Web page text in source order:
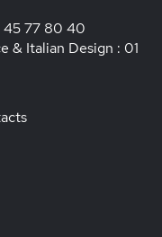
45 77 80 40
& Italian Design : 01